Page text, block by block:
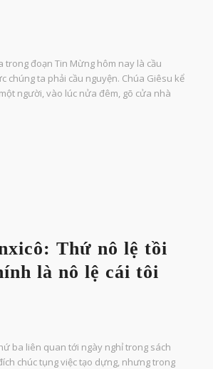
trong đoạn Tin Mừng hôm nay là cầu
chúng ta phải cầu nguyện. Chúa Giêsu kể
người, vào lúc nửa đêm, gõ cửa nhà
Thứ nô lệ tồi
là nô lệ cái tôi
ba liên quan tới ngày nghỉ trong sách
chúc tụng việc tạo dựng, nhưng trong